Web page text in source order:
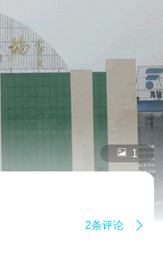
 1
2条评论 